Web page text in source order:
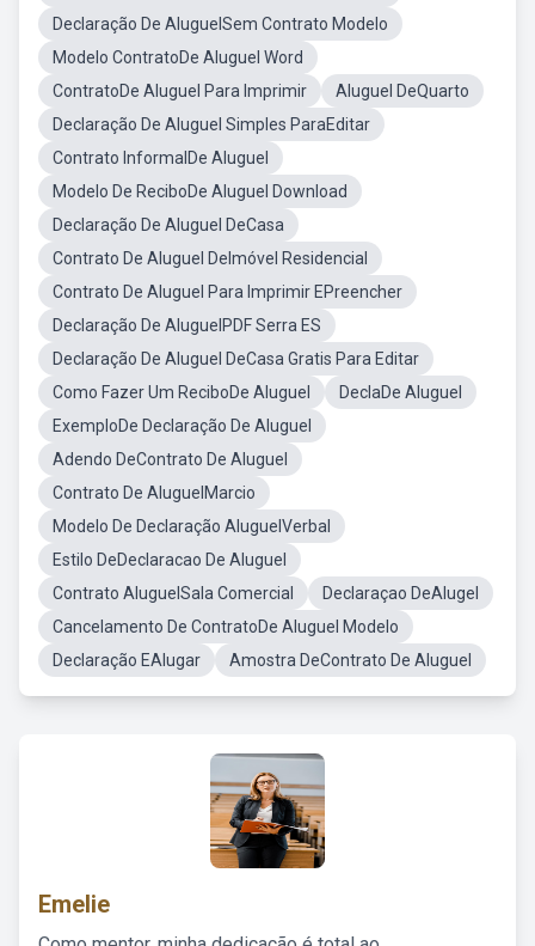
Declaração De AluguelSem Contrato Modelo
Modelo ContratoDe Aluguel Word
ContratoDe Aluguel Para Imprimir
Aluguel DeQuarto
Declaração De Aluguel Simples ParaEditar
Contrato InformalDe Aluguel
Modelo De ReciboDe Aluguel Download
Declaração De Aluguel DeCasa
Contrato De Aluguel DeImóvel Residencial
Contrato De Aluguel Para Imprimir EPreencher
Declaração De AluguelPDF Serra ES
Declaração De Aluguel DeCasa Gratis Para Editar
Como Fazer Um ReciboDe Aluguel
DeclaDe Aluguel
ExemploDe Declaração De Aluguel
Adendo DeContrato De Aluguel
Contrato De AluguelMarcio
Modelo De Declaração AluguelVerbal
Estilo DeDeclaracao De Aluguel
Contrato AluguelSala Comercial
Declaraçao DeAlugel
Cancelamento De ContratoDe Aluguel Modelo
Declaração EAlugar
Amostra DeContrato De Aluguel
Emelie